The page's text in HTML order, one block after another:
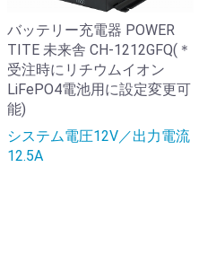
バッテリー充電器 POWER
TITE 未来舎 CH-1212GFQ(＊
受注時にリチウムイオン
LiFePO4電池用に設定変更可
能)
システム電圧12V／出力電流
12.5A